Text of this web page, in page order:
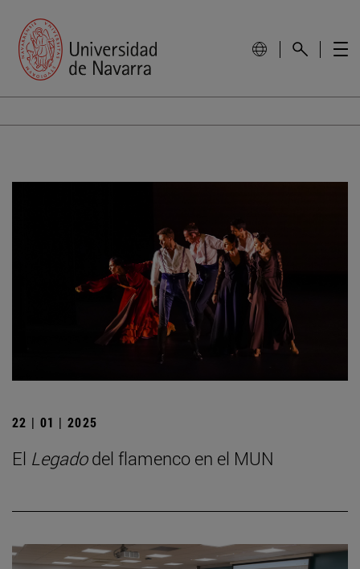
22 | 01 | 2025
El Legadodel flamenco en el MUN